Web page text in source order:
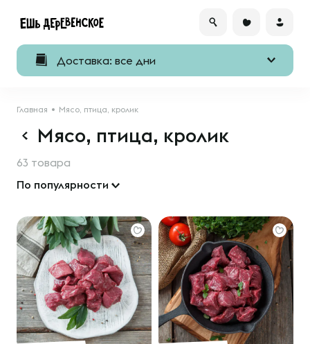
Доставка: все дни
Главная Мясо, птица, кролик
Мясо, птица, кролик
63 товара
По популярности